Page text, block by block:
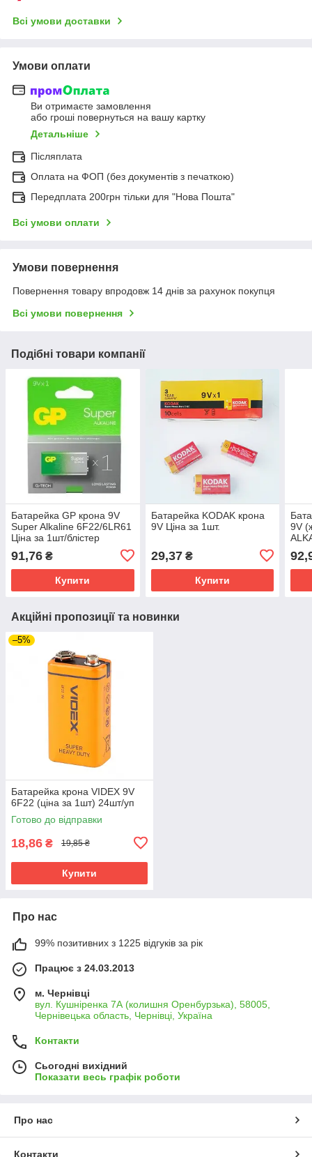
Всі умови доставки
Умови оплати
Ви отримаєте замовлення
або гроші повернуться на вашу картку
Детальніше
Післяплата
Оплата на ФОП (без документів з печаткою)
Передплата 200грн тільки для "Нова Пошта"
Всі умови оплати
Умови повернення
Повернення товару впродовж 14 днів за рахунок покупця
Всі умови повернення
Подібні товари компанії
Батарейка GP крона 9V
Super Alkaline 6F22/6LR61
Ціна за 1шт/блістер
91,76 ₴
Купити
Батарейка KODAK крона
9V Ціна за 1шт.
29,37₴
Купити
9V
Акційні пропозиції та новинки
–5%
Батарейка крона VIDEX 9V
6F22 (ціна за 1шт) 24шт/уп
Готово до відправки
18,86 ₴ 19,85 ₴
Купити
Про нас
99% позитивних з 1225 відгуків за рік
Працює з 24.03.2013
м. Чернівці
вул. Кушніренка 7А (колишня Оренбурзька), 58005,
Чернівецька область, Чернівці, Україна
Контакти
Сьогодні вихідний
Показати весь графік роботи
Про нас
Контакти